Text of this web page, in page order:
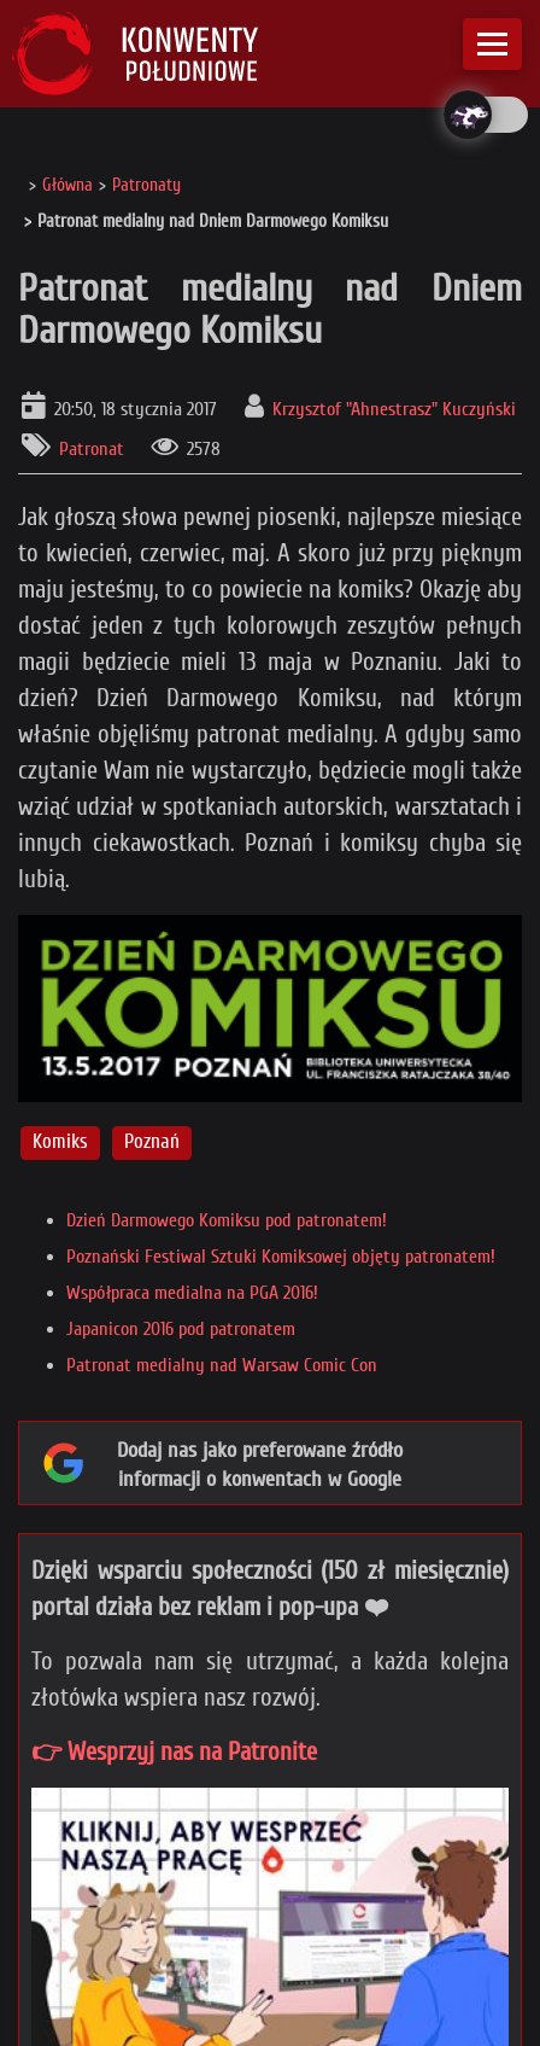
Główna
Patronaty
Patronat medialny nad Dniem Darmowego Komiksu
Patronat medialny nad Dniem
Darmowego Komiksu
20:50, 18 stycznia 2017
Krzysztof "Ahnestrasz" Kuczyński
Patronat
2578
Jak głoszą słowa pewnej piosenki, najlepsze miesiące
to kwiecień, czerwiec, maj. A skoro już przy pięknym
maju jesteśmy, to co powiecie na komiks? Okazję aby
dostać jeden z tych kolorowych zeszytów pełnych
magii będziecie mieli 13 maja w Poznaniu. Jaki to
dzień? Dzień Darmowego Komiksu, nad którym
właśnie objęliśmy patronat medialny. A gdyby samo
czytanie Wam nie wystarczyło, będziecie mogli także
wziąć udział w spotkaniach autorskich, warsztatach i
innych ciekawostkach. Poznań i komiksy chyba się
lubią.
Komiks Poznań
Dzień Darmowego Komiksu pod patronatem!
Poznański Festiwal Sztuki Komiksowej objęty patronatem!
Współpraca medialna na PGA 2016!
Japanicon 2016 pod patronatem
Patronat medialny nad Warsaw Comic Con
Dodaj nas jako preferowane źródło
informacji o konwentach w Google
Dzięki wsparciu społeczności (150 zł miesięcznie)
portal działa bez reklam i pop-upa ❤️
To pozwala nam się utrzymać, a każda kolejna
złotówka wspiera nasz rozwój.
👉 Wesprzyj nas na Patronite